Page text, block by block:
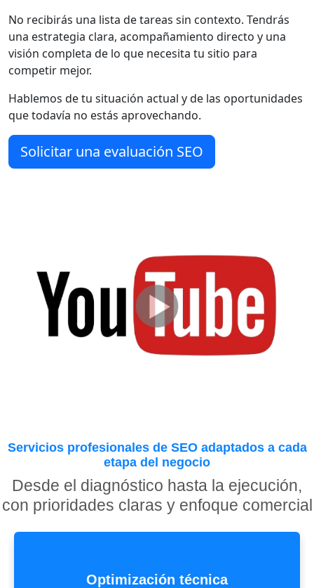
No recibirás una lista de tareas sin contexto. Tendrás
una estrategia clara, acompañamiento directo y una
visión completa de lo que necesita tu sitio para
competir mejor.
Hablemos de tu situación actual y de las oportunidades
que todavía no estás aprovechando.
Solicitar una evaluación SEO
Servicios profesionales de SEO adaptados a cada
etapa del negocio
Desde el diagnóstico hasta la ejecución,
con prioridades claras y enfoque comercial
Optimización técnica